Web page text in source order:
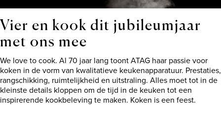
Ontdek ATAG
Inspiratie
Service
Shop
Sluiten
Vier en kook dit jubileumjaar
met ons mee
We love to cook. Al 70 jaar lang toont ATAG haar passie voor
koken in de vorm van kwalitatieve keukenapparatuur. Prestaties,
rangschikking, ruimtelijkheid en uitstraling. Alles moet tot in de
kleinste details kloppen om de tijd in de keuken tot een
inspirerende kookbeleving te maken. Koken is een feest.